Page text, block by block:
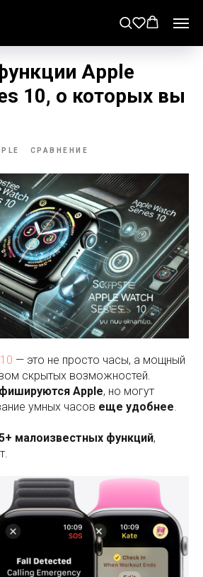
Apple
10, о которых вы
СРАВНЕНИЕ
— это не просто часы, а мощный
скрытых возможностей.
Apple, но могут
умных часов еще удобнее.
малоизвестных функций,